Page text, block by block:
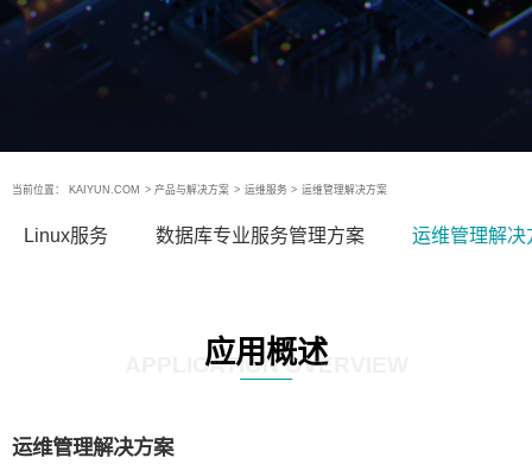
当前位置： KAIYUN.COM > 产品与解决方案 > 运维服务 > 运维管理解决方案
Linux服务 数据库专业服务管理方案 运维管理解决
应用概述
APPLICATION OVERVIEW
运维管理解决方案